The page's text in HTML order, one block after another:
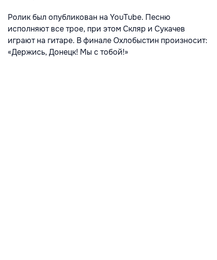
Ролик был опубликован на YouTube. Песню
исполняют все трое, при этом Скляр и Сукачев
играют на гитаре. В финале Охлобыстин произносит:
«Держись, Донецк! Мы с тобой!»